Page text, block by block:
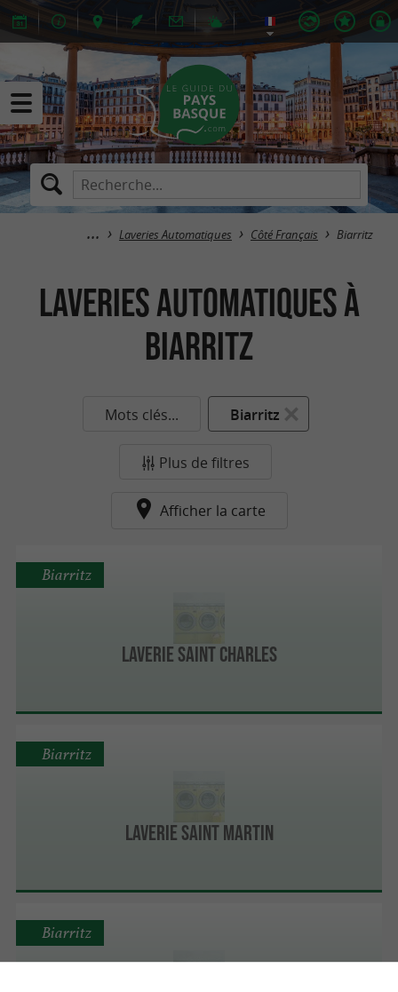
Laveries Automatiques Côté Français Biarritz
Laveries Automatiques à
Biarritz
Mots clés... Biarritz
Plus de filtres
Afficher la carte
Laverie Saint Charles
Biarritz
Laverie Saint Martin
Biarritz
Biarritz